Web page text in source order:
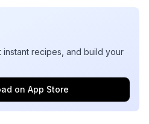
instant recipes, and build your
on App Store